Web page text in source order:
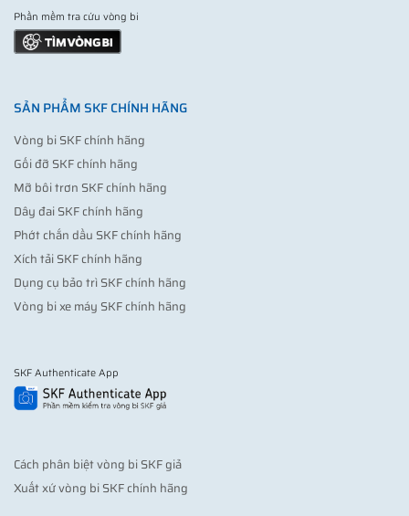
Phần mềm tra cứu vòng bi
SẢN PHẨM SKF CHÍNH HÃNG
Vòng bi SKF chính hãng
Gối đỡ SKF chính hãng
Mỡ bôi trơn SKF chính hãng
Dây đai SKF chính hãng
Phớt chắn dầu SKF chính hãng
Xích tải SKF chính hãng
Dụng cụ bảo trì SKF chính hãng
Vòng bi xe máy SKF chính hãng
SKF Authenticate App
Cách phân biệt vòng bi SKF giả
Xuất xứ vòng bi SKF chính hãng